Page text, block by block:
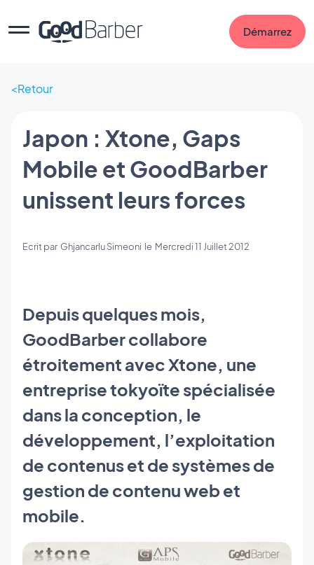
Démarrez
Retour
Japon : Xtone, Gaps
Mobile et GoodBarber
unissent leurs forces
Ecrit par Ghjancarlu Simeoni le Mercredi 11 Juillet 2012
Depuis quelques mois,
GoodBarber collabore
étroitement avec Xtone, une
entreprise tokyoïte spécialisée
dans la conception, le
développement, l’exploitation
de contenus et de systèmes de
gestion de contenu web et
mobile.